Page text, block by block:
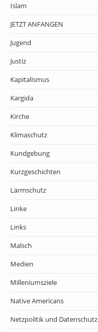
Islam
JETZT ANFANGEN
Jugend
Justiz
Kapitalismus
Kargida
Kirche
Klimaschutz
Kundgebung
Kurzgeschichten
Lärmschutz
Linke
Links
Malsch
Medien
Milleniumsziele
Native Americans
Netzpolitik und Datenschutz